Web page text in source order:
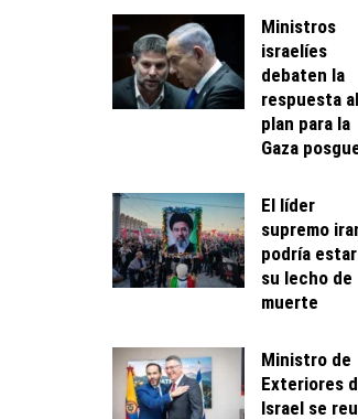
Ministros
israelíes
debaten la
respuesta al
plan para la
Gaza
El líder
supremo
podría
su lecho de
muerte
Ministro de
Exteriores
Israel se